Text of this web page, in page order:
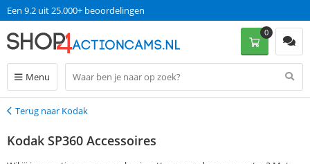
Een 9.2 uit 25.000+ beoordelingen
Menu
0
Terug
Terug naar Kodak
Kodak SP360 Accessoires